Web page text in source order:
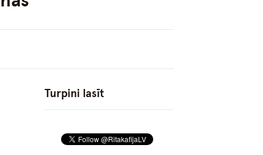
Turpini lasīt